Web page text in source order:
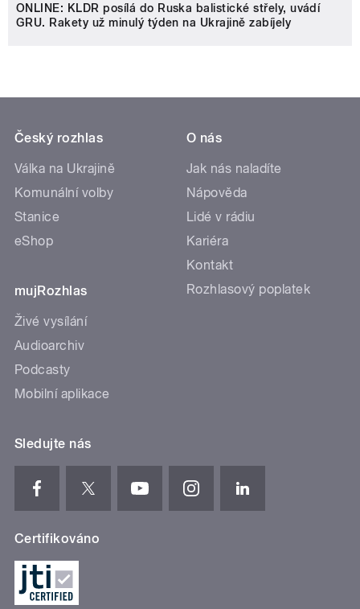
ONLINE: KLDR posílá do Ruska balistické střely, uvádí
GRU. Rakety už minulý týden na Ukrajině zabíjely
Český rozhlas
Válka na Ukrajině
Komunální volby
Stanice
eShop
mujRozhlas
Živé vysílání
Audioarchiv
Podcasty
Mobilní aplikace
O nás
Jak nás naladíte
Nápověda
Lidé v rádiu
Kariéra
Kontakt
Rozhlasový poplatek
Sledujte nás
Certifikováno